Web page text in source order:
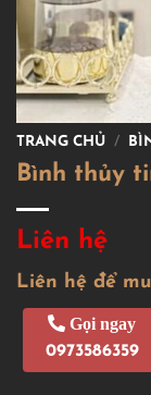
TRANG CHỦ /
Bình thủy
Liên hệ
Liên hệ để
Gọi ngay
0973586359